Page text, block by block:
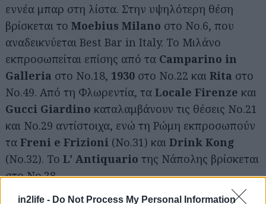
in2life - Do Not Process My Personal Information
εννέα μπαρ στη λίστα. Στην υψηλότερη θέση
βρίσκεται το Moebius Milano στο Νο.6, που
αναδεικνύεται Best Bar in Italy. Το Μιλάνο
εκπροσωπείται επίσης από τα Camparino in
Galleria στο Νο.18, 1930 στο Νο.22 και Rita στο
Νο.49. Από τη Φλωρεντία, τα Locale Firenze και
Gucci Giardino καταλαμβάνουν τις θέσεις Νο.21
και Νο.29 αντίστοιχα, ενώ τη Ρώμη εκπροσωπούν
τα Freni e Frizioni (Νο.31) και Drink Kong
(Νο.32). Το L' Antiquario της Νάπολης βρίσκεται
στο Νο.28.